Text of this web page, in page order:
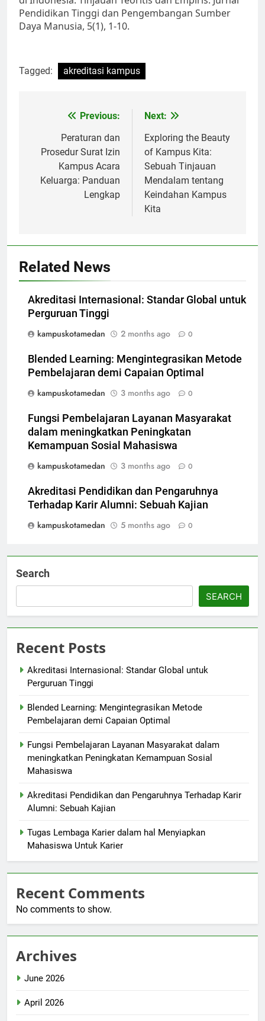
Pendidikan Tinggi dan Pengembangan Sumber
Daya Manusia, 5(1), 1-10.
Tagged: akreditasi kampus
navigation
Previous:
Peraturan dan
Prosedur Surat Izin
Kampus Acara
Keluarga: Panduan
Lengkap
Next:
Exploring the Beauty
of Kampus Kita:
Sebuah Tinjauan
Mendalam tentang
Keindahan Kampus
Kita
Related News
Akreditasi Internasional: Standar Global untuk
Perguruan Tinggi
kampuskotamedan
2 months ago 0
Blended Learning: Mengintegrasikan Metode
Pembelajaran demi Capaian Optimal
kampuskotamedan
3 months ago 0
Fungsi Pembelajaran Layanan Masyarakat
dalam meningkatkan Peningkatan
Kemampuan Sosial Mahasiswa
kampuskotamedan
3 months ago 0
Akreditasi Pendidikan dan Pengaruhnya
Terhadap Karir Alumni: Sebuah Kajian
kampuskotamedan
5 months ago 0
Search
SEARCH
Recent Posts
Akreditasi Internasional: Standar Global untuk
Perguruan Tinggi
Blended Learning: Mengintegrasikan Metode
Pembelajaran demi Capaian Optimal
Fungsi Pembelajaran Layanan Masyarakat dalam
meningkatkan Peningkatan Kemampuan Sosial
Mahasiswa
Akreditasi Pendidikan dan Pengaruhnya Terhadap Karir
Alumni: Sebuah Kajian
Tugas Lembaga Karier dalam hal Menyiapkan
Mahasiswa Untuk Karier
Recent Comments
No comments to show.
Archives
June 2026
April 2026